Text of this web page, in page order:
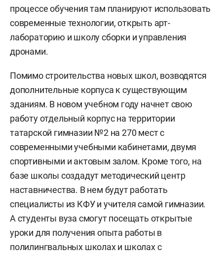
процессе обучения там планируют использовать
современные технологии, открыть арт-
лабораторию и школу сборки и управления
дронами.
Помимо строительства новых школ, возводятся
дополнительные корпуса к существующим
зданиям. В новом учебном году начнет свою
работу отдельный корпус на территории
татарской гимназии №2 на 270 мест с
современными учебными кабинетами, двумя
спортивными и актовым залом. Кроме того, на
базе школы создадут методический центр
наставничества. В нем будут работать
специалисты из КФУ и учителя самой гимназии.
А студенты вуза смогут посещать открытые
уроки для получения опыта работы в
полилингвальных школах и школах с